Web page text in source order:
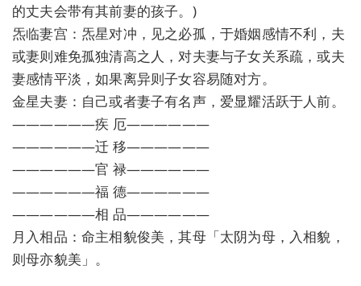
的丈夫会带有其前妻的孩子。)
炁临妻宫：炁星对冲，见之必孤，于婚姻感情不利，夫
或妻则难免孤独清高之人，对夫妻与子女关系疏，或夫
妻感情平淡，如果离异则子女容易随对方。
金星夫妻：自己或者妻子有名声，爱显耀活跃于人前。
——————疾 厄——————
——————迁 移——————
——————官 禄——————
——————福 德——————
——————相 品——————
月入相品：命主相貌俊美，其母「太阴为母，入相貌，
则母亦貌美」。